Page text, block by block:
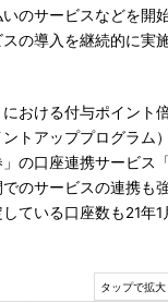
のサービスなどを開
の導入を継続的に実
おける付与ポイント
ントアッププログラム
の口座連携サービス
のサービスの連携も
ている口座数も21年